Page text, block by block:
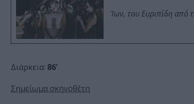
Ίων, του Ευριπίδη
Διάρκεια: 86’
Σημείωμα σκηνοθέτη